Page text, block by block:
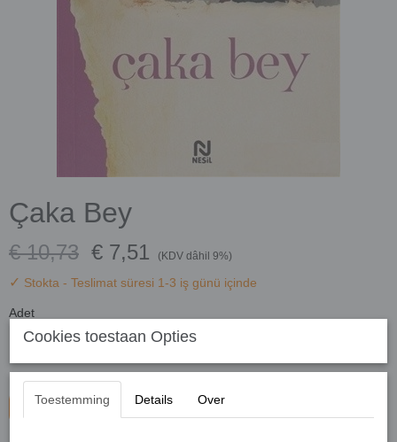
Çaka Bey
€ 10,73 € 7,51 (KDV dâhil 9%)
✓ Stokta - Teslimat süresi 1-3 iş günü içinde
Adet
Sepete ekle
Cookies toestaan Opties
Toestemming Details Over